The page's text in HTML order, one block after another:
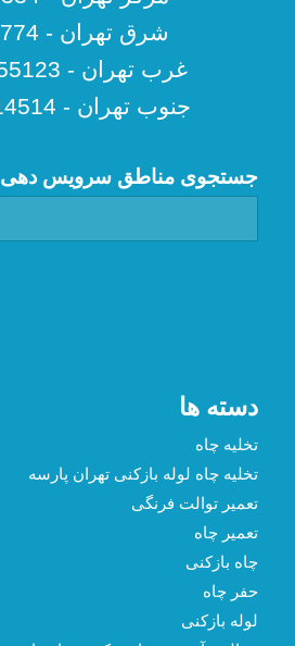
شرق تهران - 77031774
غرب تهران - 09124555123
جنوب تهران - 09334614514
جستجوی مناطق سرویس دهی
دسته ها
تخلیه چاه
تخلیه چاه لوله بازکنی تهران پارسه
تعمیر توالت فرنگی
تعمیر چاه
چاه بازکنی
حفر چاه
لوله بازکنی